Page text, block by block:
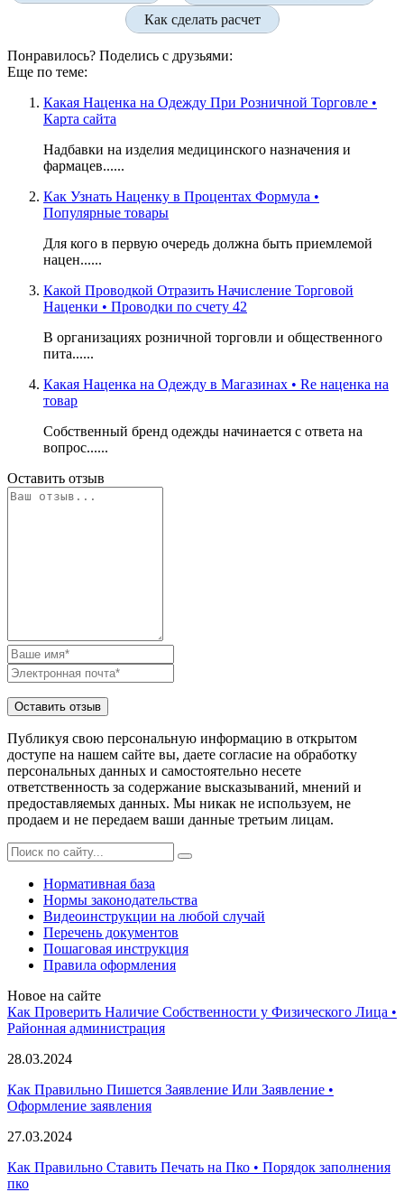
Как сделать расчет
Понравилось? Поделись с друзьями:
Еще по теме:
Какая Наценка на Одежду При Розничной Торговле •
Карта сайта
Надбавки на изделия медицинского назначения и
фармацев......
Как Узнать Наценку в Процентах Формула •
Популярные товары
Для кого в первую очередь должна быть приемлемой
нацен......
Какой Проводкой Отразить Начисление Торговой
Наценки • Проводки по счету 42
В организациях розничной торговли и общественного
пита......
Какая Наценка на Одежду в Магазинах • Re наценка на
товар
Собственный бренд одежды начинается с ответа на
вопрос......
Оставить отзыв
Публикуя свою персональную информацию в открытом
доступе на нашем сайте вы, даете согласие на обработку
персональных данных и самостоятельно несете
ответственность за содержание высказываний, мнений и
предоставляемых данных. Мы никак не используем, не
продаем и не передаем ваши данные третьим лицам.
Нормативная база
Нормы законодательства
Видеоинструкции на любой случай
Перечень документов
Пошаговая инструкция
Правила оформления
Новое на сайте
Как Проверить Наличие Собственности у Физического Лица •
Paйoннaя aдминиcтpaция
28.03.2024
Как Правильно Пишется Заявление Или Заявление •
Оформление заявления
27.03.2024
Как Правильно Ставить Печать на Пко • Порядок заполнения
пко